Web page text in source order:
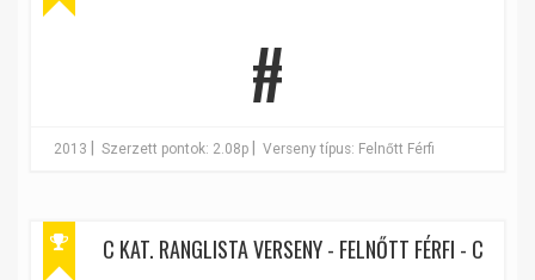
#
2013 Szerzett pontok: 2.08p Verseny típus: Felnőtt Férfi
C KAT. RANGLISTA VERSENY - FELNŐTT FÉRFI - C